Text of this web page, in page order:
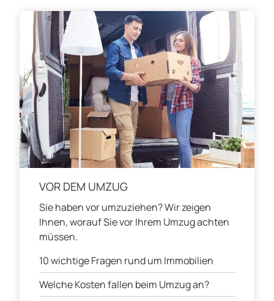
VOR DEM UMZUG
Sie haben vor umzuziehen? Wir zeigen
Ihnen, worauf Sie vor Ihrem Umzug achten
müssen.
10 wichtige Fragen rund um Immobilien
Welche Kosten fallen beim Umzug an?